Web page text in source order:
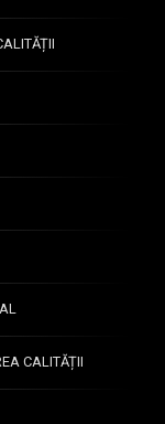
CALITĂȚII